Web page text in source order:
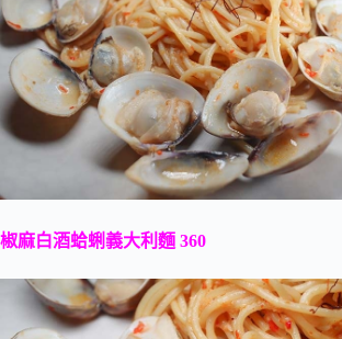
椒麻白酒蛤蜊義大利麵 360